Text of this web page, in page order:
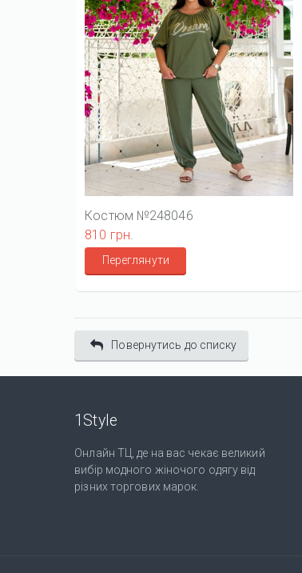
Костюм №248046
810 грн.
Переглянути
Повернутись до списку
1Style
Онлайн ТЦ, де на вас чекає великий
вибір модного жіночого одягу від
різних торгових марок.